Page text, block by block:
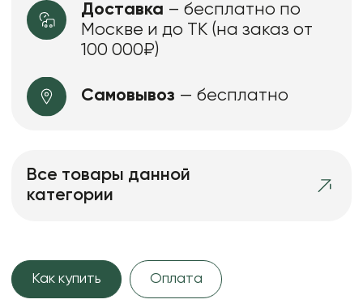
Доставка – бесплатно по
Москве и до ТК (на заказ от
100 000₽)
Самовывоз — бесплатно
Все товары данной
категории
Как купить Оплата